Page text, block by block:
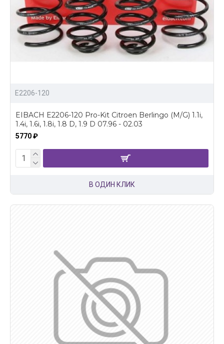
E2206-120
EIBACH E2206-120 Pro-Kit Citroen Berlingo (M/G) 1.1i,
1.4i, 1.6i, 1.8i, 1.8 D, 1.9 D 07.96 - 02.03
5770 ₽
В ОДИН КЛИК